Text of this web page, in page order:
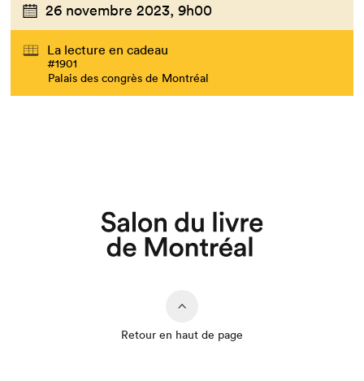
26 novembre 2023, 9h00
La lecture en cadeau
#1901
Palais des congrès de Montréal
Retour en haut de page